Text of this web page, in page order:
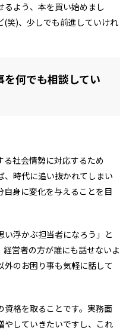
よう、本を買い始めまし
(笑)、少しでも前進していけれ
何でも相談してい
社会情勢に対応するため
、時代に追い抜かれてしまい
自身に変化を与えることを目
浮かぶ担当者になろう」と
営者の方が誰にも話せないよ
外のお困り事も気軽に話して
格を取ることです。実務面
やしていきたいですし、これ